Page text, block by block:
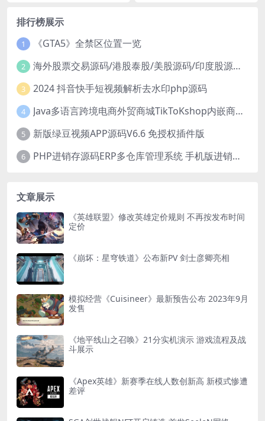
排行榜展示
1 《GTA5》全禁区位置一览
2 海外股票交易源码/港股泰股/美股源码/印度股源码/马拉西亚股票源码/国际股票配资
3 2024 抖音快手短视频解析去水印php源码
4 Java多语言跨境电商外贸商城TikToKshop内嵌商城I商家入驻I一键铺
5 新版绿豆视频APP源码V6.6 免授权插件版
6 PHP进销存源码ERP多仓库管理系统 手机版进销存 php网络版进销存小程序
文章展示
《英雄联盟》修改英雄定价规则 不再按发布时间
定价
《崩坏：星穹铁道》公布新PV 剑士彦卿亮相
模拟经营《Cuisineer》最新预告公布 2023年9月
发售
《地平线山之召唤》21分实机演示 游戏流程及战
斗展示
《Apex英雄》新赛季在线人数创新高 新模式惨遭
差评